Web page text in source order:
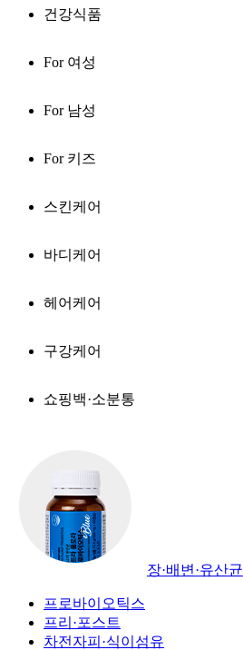
건강식품
For 여성
For 남성
For 키즈
스킨케어
바디케어
헤어케어
구강케어
쇼핑백·소분통
장·배변·유산균
프로바이오틱스
프리·포스트
차전자피·식이섬유